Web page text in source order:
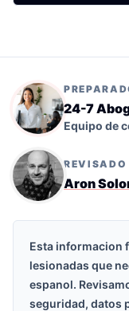
24-7
Equipo de
REVISADO
Aron
Esta informacion
lesionadas que
espanol.
seguridad, datos